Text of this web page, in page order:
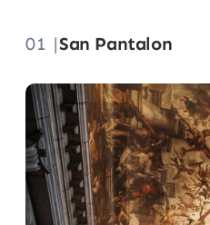
01 |San Pantalon